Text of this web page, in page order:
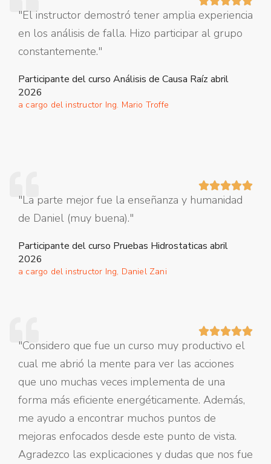
"El instructor demostró tener amplia experiencia
en los análisis de falla. Hizo participar al grupo
constantemente."
Participante del curso Análisis de Causa Raíz abril
2026
a cargo del instructor Ing. Mario Troffe

"La parte mejor fue la enseñanza y humanidad
de Daniel (muy buena)."
Participante del curso Pruebas Hidrostaticas abril
2026
a cargo del instructor Ing, Daniel Zani

"Considero que fue un curso muy productivo el
cual me abrió la mente para ver las acciones
que uno muchas veces implementa de una
forma más eficiente energéticamente. Además,
me ayudo a encontrar muchos puntos de
mejoras enfocados desde este punto de vista.
Agradezco las explicaciones y dudas que nos fue